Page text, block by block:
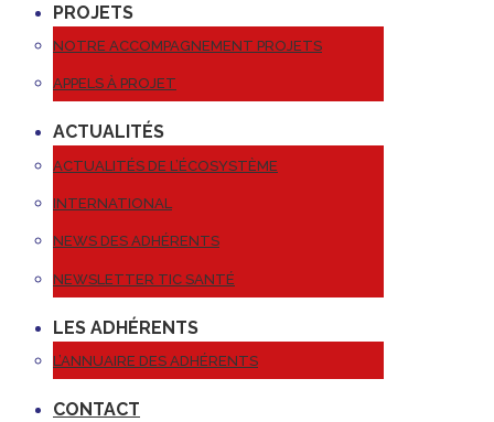
PROJETS
NOTRE ACCOMPAGNEMENT PROJETS
APPELS À PROJET
ACTUALITÉS
ACTUALITÉS DE L’ÉCOSYSTÈME
INTERNATIONAL
NEWS DES ADHÉRENTS
NEWSLETTER TIC SANTÉ
LES ADHÉRENTS
L’ANNUAIRE DES ADHÉRENTS
CONTACT